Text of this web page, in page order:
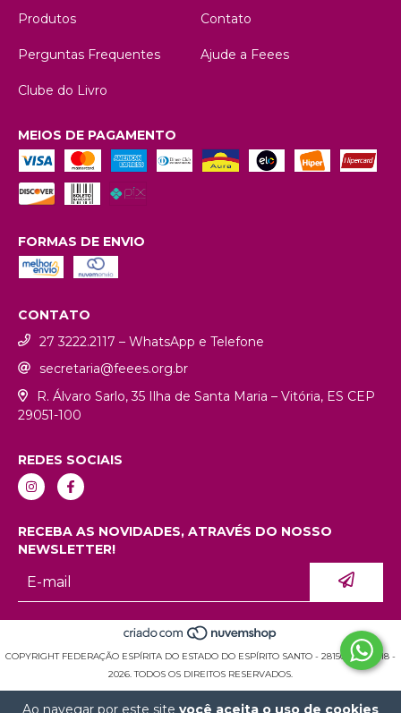
Ao navegar por este site você aceita o uso de cookies
Produtos Contato
Perguntas Frequentes Ajude a Feees
Clube do Livro
MEIOS DE PAGAMENTO
FORMAS DE ENVIO
CONTATO
27 3222.2117 – WhatsApp e Telefone
secretaria@feees.org.br
R. Álvaro Sarlo, 35 Ilha de Santa Maria – Vitória, ES CEP
29051-100
REDES SOCIAIS
RECEBA AS NOVIDADES, ATRAVÉS DO NOSSO
NEWSLETTER!
COPYRIGHT FEDERAÇÃO ESPÍRITA DO ESTADO DO ESPÍRITO SANTO - 28150936000118 -
2026. TODOS OS DIREITOS RESERVADOS.